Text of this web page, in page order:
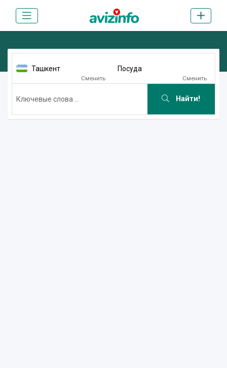
Ташкент
Сменить
Посуда
Сменить
Найти!